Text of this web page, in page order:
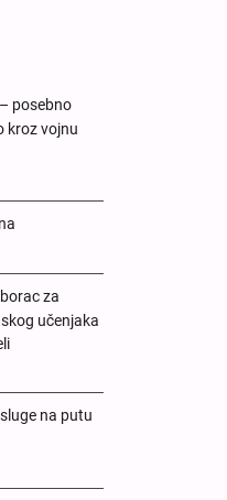
posebno
kroz vojnu
za
učenjaka
na putu